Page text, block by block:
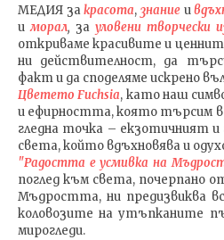
МЕДИЯ закрасота, знаниеи
иморал, за уловени творчески
откриваме красивите и
ни действителност, да
факт и да споделяме искрено
Цветето Fuchsia, като наш
и ефирността, която търсим в
гледна точка – екзотичният
света, който вдъхновява и
"Радостта е усмивка на
поглед към света, почерпано
Мъдростта, ни предизвиква
коловозите на утъпканите
мирогледи.